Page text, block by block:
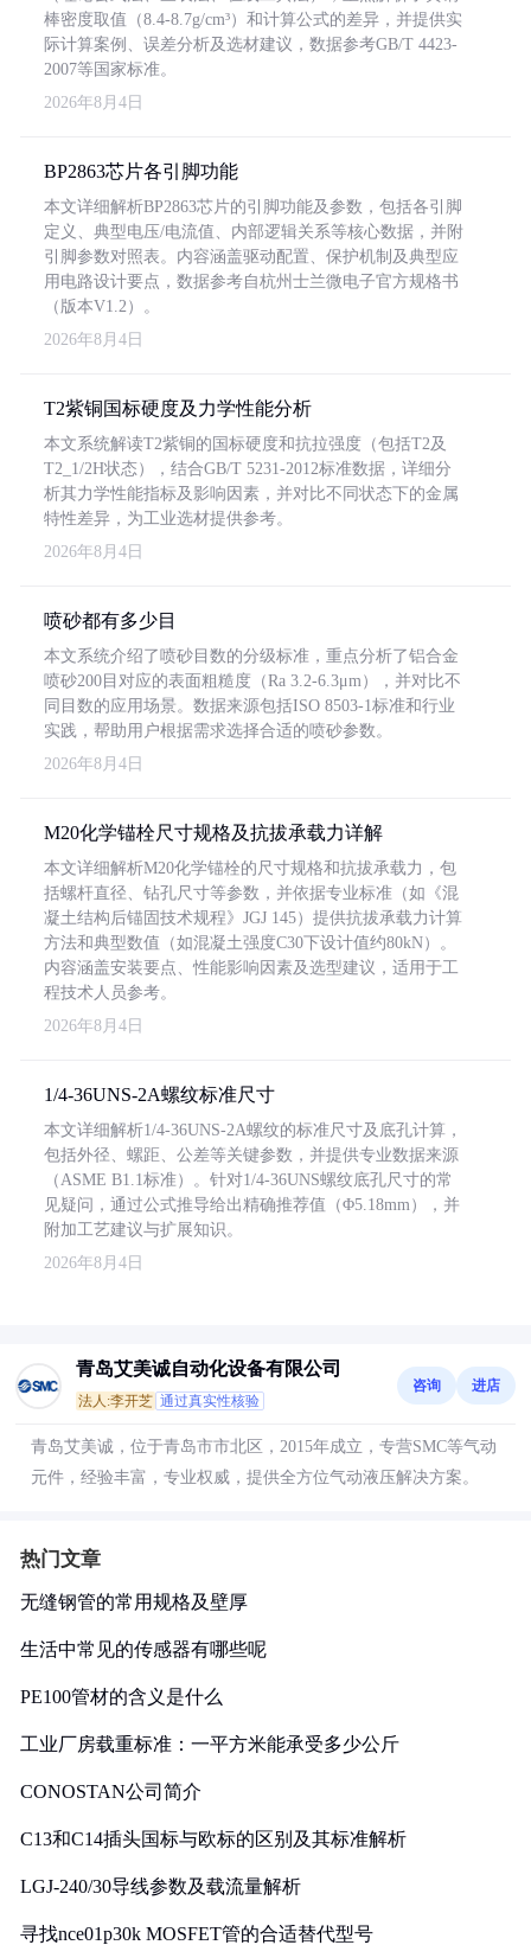
棒密度取值（8.4-8.7g/cm³）和计算公式的差异，并提供实
际计算案例、误差分析及选材建议，数据参考GB/T 4423-
2007等国家标准。
2026年8月4日
BP2863芯片各引脚功能
本文详细解析BP2863芯片的引脚功能及参数，包括各引脚
定义、典型电压/电流值、内部逻辑关系等核心数据，并附
引脚参数对照表。内容涵盖驱动配置、保护机制及典型应
用电路设计要点，数据参考自杭州士兰微电子官方规格书
（版本V1.2）。
2026年8月4日
T2紫铜国标硬度及力学性能分析
本文系统解读T2紫铜的国标硬度和抗拉强度（包括T2及
T2_1/2H状态），结合GB/T 5231-2012标准数据，详细分
析其力学性能指标及影响因素，并对比不同状态下的金属
特性差异，为工业选材提供参考。
2026年8月4日
喷砂都有多少目
本文系统介绍了喷砂目数的分级标准，重点分析了铝合金
喷砂200目对应的表面粗糙度（Ra 3.2-6.3μm），并对比不
同目数的应用场景。数据来源包括ISO 8503-1标准和行业
实践，帮助用户根据需求选择合适的喷砂参数。
2026年8月4日
M20化学锚栓尺寸规格及抗拔承载力详解
本文详细解析M20化学锚栓的尺寸规格和抗拔承载力，包
括螺杆直径、钻孔尺寸等参数，并依据专业标准（如《混
凝土结构后锚固技术规程》JGJ 145）提供抗拔承载力计算
方法和典型数值（如混凝土强度C30下设计值约80kN）。
内容涵盖安装要点、性能影响因素及选型建议，适用于工
程技术人员参考。
2026年8月4日
1/4-36UNS-2A螺纹标准尺寸
本文详细解析1/4-36UNS-2A螺纹的标准尺寸及底孔计算，
包括外径、螺距、公差等关键参数，并提供专业数据来源
（ASME B1.1标准）。针对1/4-36UNS螺纹底孔尺寸的常
见疑问，通过公式推导给出精确推荐值（Φ5.18mm），并
附加工艺建议与扩展知识。
2026年8月4日
青岛艾美诚自动化设备有限公司
法人:李开芝 通过真实性核验
咨询 进店
青岛艾美诚，位于青岛市市北区，2015年成立，专营SMC等气动
元件，经验丰富，专业权威，提供全方位气动液压解决方案。
热门文章
无缝钢管的常用规格及壁厚
生活中常见的传感器有哪些呢
PE100管材的含义是什么
工业厂房载重标准：一平方米能承受多少公斤
CONOSTAN公司简介
C13和C14插头国标与欧标的区别及其标准解析
LGJ-240/30导线参数及载流量解析
寻找nce01p30k MOSFET管的合适替代型号